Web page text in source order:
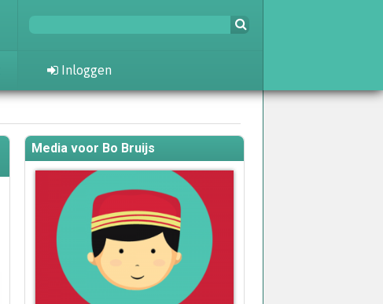
Inloggen
Media voor Bo Bruijs